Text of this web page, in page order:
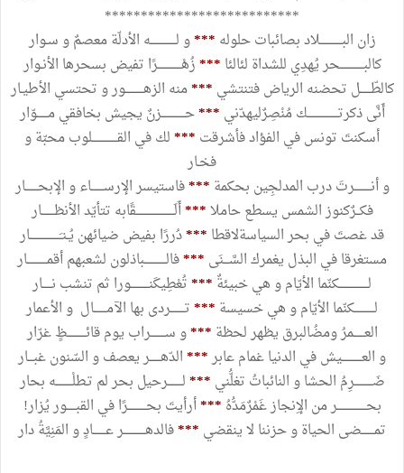
***************************
زان البــــــــــــلاد بصائبات حلوله ***و لــــــــــــــه الأدلّة معصمٌ و سـوار
كالبـــــــــــــحر يُهدِي للشداة لئالئا ***زُهْـــــــــــــرًا تفيض بسحرها الأنـوار
كالطّــــــل تحضنه الرياض فتنتشي ***منه الزهــــــــــور و تحتسي الأطيـار
أَنَّى ذكرتـــــــــــــــــك مُنْصِرٌليهدّني ***حـــــــــــــزنٌ يجيش بخافقي مــــــوّار
أسكنتَ تونس في الفؤاد فأشرقت ***لك في القــــــــــــــلوب محبّة و
فخـار
و أنـــــــــرتَ درب المدلجِين بحكمة ***فاستيسر الإرســـــــاء و الإبحـــــــار
فكــرٌكنوز الشمس يسطع حاملا***أَلَـــــــــــــــــــــقًابه تتأيّد الأنظـــــــار
قد غصتَ في بحر السياسةلاقطا ***دُررًا بفيض ضيائهن يُـنـَـــــــــــــــــار
مستغرقا في البذل يغمرك السَّـــنَى ***فالــــــــــــباذلون لشعبهم أقمـــــــــــار
لــــــــــــــــكنّما الأيّام و هي خبيئةٌ ***تُعْطِيكَنــــــــــورا ثم تنشب نـــــار
لـــــــــــكنّما الأيّام و هي خسيسة ***تــــــــردى بها الآمـــــــال و الأعمار
العــــــمرُ ومضُالبرق يظهر لحظة ***و ســــــــراب يوم قائــــــــــظٍ غرّار
و العـــــــــــيش في الدنيا غمام عابر***الدّهــــــر يعصف و السّنون غبـــار
ضَــــــــــرِمُ الحشا و النائباتُ تغلُّني ***لــــــــرحيل بحر لم تـطلْـــــــــه بحار
بحــــــــــــــــر من الإِنجاز غَمْرٌمَدُّهُ ***أرأيتَ بحــــــــــرًا في القبـــــور يُزار!
تمـــــــضى الحياة و حزننا لا ينقضي ***فالدهــــــــــــر عـــــــادٍ و المَنِيَّةُ دار